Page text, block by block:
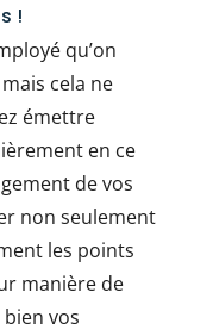
!
qu’on
cela ne
émettre
en ce
de vos
non seulement
les points
manière de
vos